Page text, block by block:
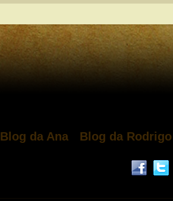
Blog da Ana Blog da Rodrigo